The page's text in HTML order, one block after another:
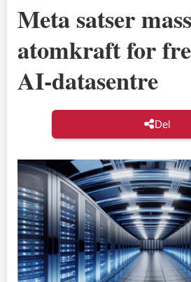
Meta satser
atomkraft for
AI-datasentre
Del